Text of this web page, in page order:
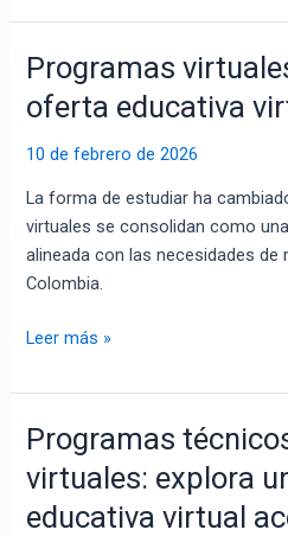
Programas
oferta educativa
10 de febrero de 2026
La forma de estudiar ha
virtuales se consolidan como
alineada con las necesidades de
Colombia.
Programas
virtuales:
explora
una
educativa
virtual
accesible
Leer más »
Programas
virtuales: explora
educativa virtual
Programas
técnicos
laborales
virtuales: